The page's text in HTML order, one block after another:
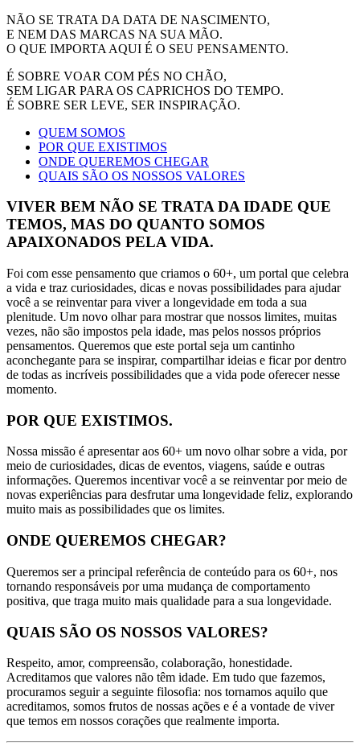
NÃO SE TRATA DA DATA DE NASCIMENTO,
E NEM DAS MARCAS NA SUA MÃO.
O QUE IMPORTA AQUI É O SEU PENSAMENTO.
É SOBRE VOAR COM PÉS NO CHÃO,
SEM LIGAR PARA OS CAPRICHOS DO TEMPO.
É SOBRE SER LEVE, SER INSPIRAÇÃO.
QUEM SOMOS
POR QUE EXISTIMOS
ONDE QUEREMOS CHEGAR
QUAIS SÃO OS NOSSOS VALORES
VIVER BEM NÃO SE TRATA DA IDADE QUE
TEMOS, MAS DO QUANTO SOMOS
APAIXONADOS PELA VIDA.
Foi com esse pensamento que criamos o 60+, um portal que celebra
a vida e traz curiosidades, dicas e novas possibilidades para ajudar
você a se reinventar para viver a longevidade em toda a sua
plenitude. Um novo olhar para mostrar que nossos limites, muitas
vezes, não são impostos pela idade, mas pelos nossos próprios
pensamentos. Queremos que este portal seja um cantinho
aconchegante para se inspirar, compartilhar ideias e ficar por dentro
de todas as incríveis possibilidades que a vida pode oferecer nesse
momento.
POR QUE EXISTIMOS.
Nossa missão é apresentar aos 60+ um novo olhar sobre a vida, por
meio de curiosidades, dicas de eventos, viagens, saúde e outras
informações. Queremos incentivar você a se reinventar por meio de
novas experiências para desfrutar uma longevidade feliz, explorando
muito mais as possibilidades que os limites.
ONDE QUEREMOS CHEGAR?
Queremos ser a principal referência de conteúdo para os 60+, nos
tornando responsáveis por uma mudança de comportamento
positiva, que traga muito mais qualidade para a sua longevidade.
QUAIS SÃO OS NOSSOS VALORES?
Respeito, amor, compreensão, colaboração, honestidade.
Acreditamos que valores não têm idade. Em tudo que fazemos,
procuramos seguir a seguinte filosofia: nos tornamos aquilo que
acreditamos, somos frutos de nossas ações e é a vontade de viver
que temos em nossos corações que realmente importa.